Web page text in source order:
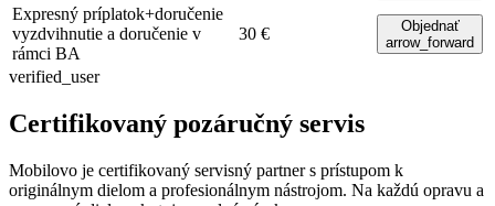
Expresný príplatok+doručenie
vyzdvihnutie a doručenie v
rámci BA
30 €
Objednať
arrow_forward
verified_user
Certifikovaný pozáručný servis
Mobilovo je certifikovaný servisný partner s prístupom k
originálnym dielom a profesionálnym nástrojom. Na každú opravu a